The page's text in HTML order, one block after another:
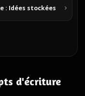
: Idées stockées
d'écriture